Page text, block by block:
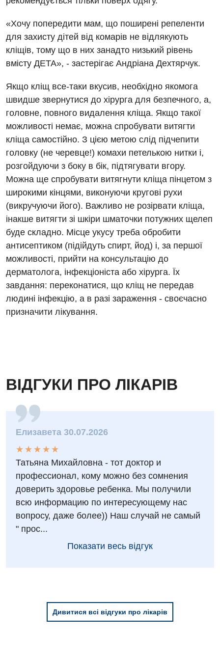
Відділення кардіосудинної патології та неврології
Відділення невідкладних станів
Гастроентерологія
Гематологія
Гінекологічне відділення
Денний стаціонар
Дерматовенерологія
Дієтологія
Ендокринологія
Кардіологія
Кардіохірургія
Мамологія
Медична психологія
Неврологія
Онкологічне відділлення
Оториноларингологія
Проктологія
Ревматологія
Судинна хірургія
Терапевтичне відділення
Терапія
Травматологічне відділення
Травматологія і ортопедія
Урологічне відділення
Для дітей
«Хочу попередити мам, що поширені репеленти
для захисту дітей від комарів не відлякують
кліщів, тому що в них занадто низький рівень
вмісту ДЕТА», - застерігає Андріана Дехтярчук.
Якщо кліщ все-таки вкусив, необхідно якомога
швидше звернутися до хірурга для безпечного, а,
головне, повного видалення кліща. Якщо такої
можливості немає, можна спробувати витягти
кліща самостійно. З цією метою слід підчепити
головку (не черевце!) комахи петелькою нитки і,
розгойдуючи з боку в бік, підтягувати вгору.
Можна ще спробувати витягнути кліща пінцетом з
широкими кінцями, виконуючи кругові рухи
(викручуючи його). Важливо не розірвати кліща,
інакше витягти зі шкіри шматочки потужних щелеп
буде складно. Місце укусу треба обробити
антисептиком (підійдуть спирт, йод) і, за першої
можливості, прийти на консультацію до
дерматолога, інфекціоніста або хірурга. Їх
завдання: переконатися, що кліщ не передав
людині інфекцію, а в разі зараження - своєчасно
призначити лікування.
ВІДГУКИ ПРО ЛІКАРІВ
Елизавета 30.07.2026
★
★
★
★
★
★ ★ ★ ★ ★
Татьяна Михайловна - тот доктор и
профессионал, кому можно без сомнения
доверить здоровье ребенка. Мы получили
всю информацию по интересующему нас
вопросу, даже более)) Наш случай не самый
" прос...
Показати весь відгук
Дивитися всі відгуки про лікарів